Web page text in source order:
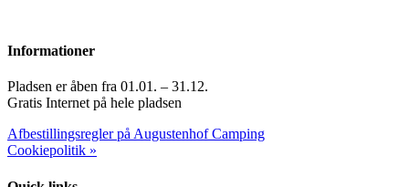
Informationer
Pladsen er åben fra 01.01. – 31.12.
Gratis Internet på hele pladsen
Afbestillingsregler på Augustenhof Camping
Cookiepolitik »